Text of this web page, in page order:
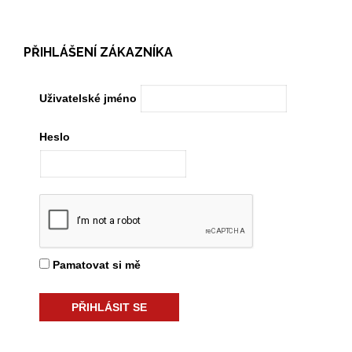
PŘIHLÁŠENÍ ZÁKAZNÍKA
Uživatelské jméno
Heslo
Pamatovat si mě